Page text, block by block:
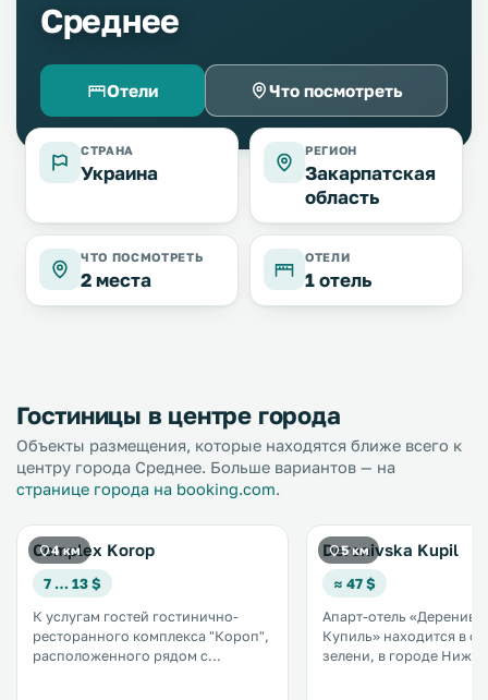
Среднее
Отели Что посмотреть
СТРАНА
Украина
РЕГИОН
Закарпатская
область
ЧТО ПОСМОТРЕТЬ
2 места
ОТЕЛИ
1 отель
Гостиницы в центре города
Объекты размещения, которые находятся ближе всего к
центру города Среднее. Больше вариантов — на
странице города на booking.com.
4 км
Complex Korop
7 … 13 $
К услугам гостей гостинично-
ресторанного комплекса "Короп",
расположенного рядом с
5 км
Derenivska Kupil
≈ 47 $
Апарт-отель
Купиль» находится в
зелени, в городе